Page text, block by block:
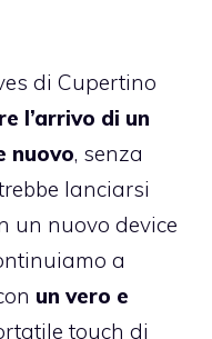
di Cupertino
l’arrivo di un
nuovo, senza
lanciarsi
un nuovo device
a
un vero e
touch di